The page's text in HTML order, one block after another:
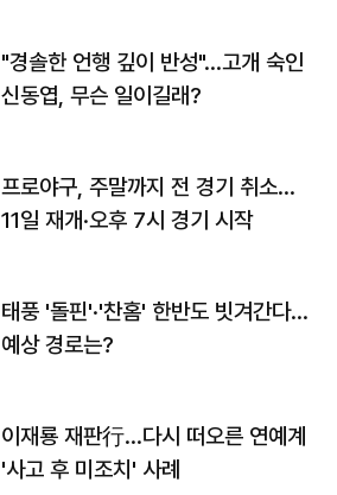
"경솔한 언행 깊이 반성"…고개 숙인
신동엽, 무슨 일이길래?
프로야구, 주말까지 전 경기 취소…
11일 재개·오후 7시 경기 시작
태풍 '돌핀'·'찬홈' 한반도 빗겨간다…
예상 경로는?
이재룡 재판行…다시 떠오른 연예계
'사고 후 미조치' 사례